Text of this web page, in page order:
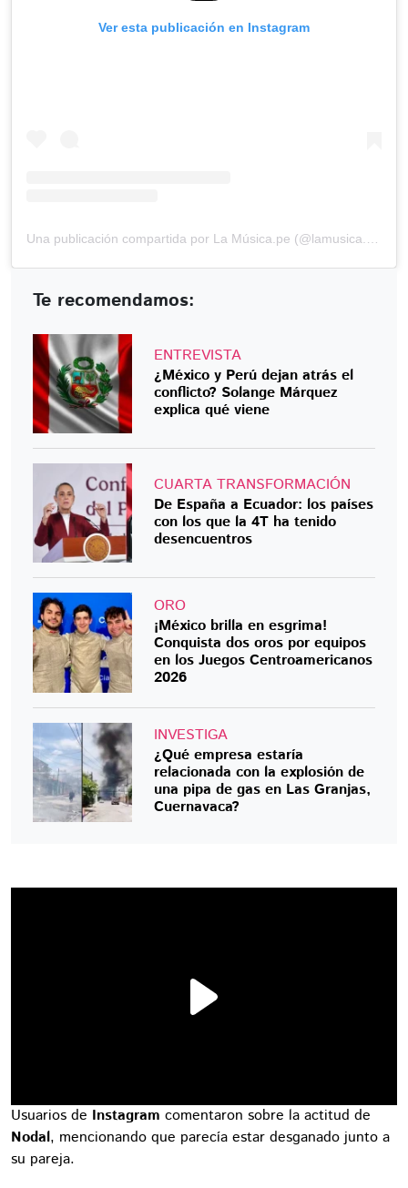
Ver esta publicación en Instagram
Te recomendamos:
ENTREVISTA
¿México y Perú dejan atrás el
conflicto? Solange Márquez
explica qué viene
CUARTA TRANSFORMACIÓN
De España a Ecuador: los países
con los que la 4T ha tenido
desencuentros
ORO
¡México brilla en esgrima!
Conquista dos oros por equipos
en los Juegos Centroamericanos
2026
INVESTIGA
¿Qué empresa estaría
relacionada con la explosión de
una pipa de gas en Las Granjas,
Cuernavaca?
Usuarios de Instagram comentaron sobre la actitud de
Nodal, mencionando que parecía estar desganado junto a
su pareja.